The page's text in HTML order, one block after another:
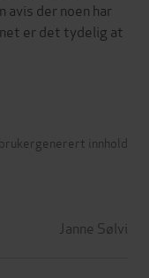
avis der noen har
er det tydelig at
innhold
Janne Sølvi